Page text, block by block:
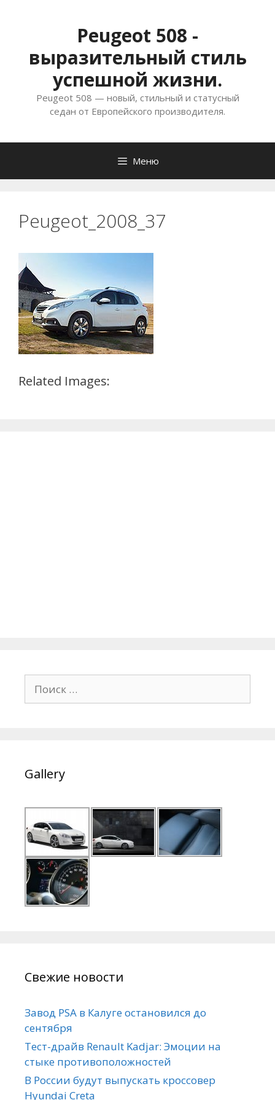
Peugeot 508 -
выразительный стиль
успешной жизни.
Peugeot 508 — новый, стильный и статусный
седан от Европейского производителя.
Меню
Peugeot_2008_37
Related Images:
Gallery
Свежие новости
Завод PSA в Калуге остановился до
сентября
Тест-драйв Renault Kadjar: Эмоции на
стыке противоположностей
В России будут выпускать кроссовер
Hyundai Creta